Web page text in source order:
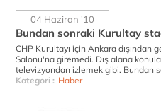
04 Haziran '10
Bundan sonraki Kurultay
CHP Kurultayı için Ankara dışından
Salonu'na giremedi. Dış alana
televizyondan izlemek gibi. Bundan
Kategori : Haber